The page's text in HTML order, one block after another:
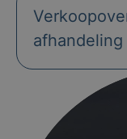
afhandeling